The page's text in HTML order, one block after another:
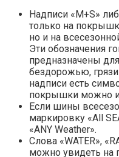
Надписи «M+S»
только на
но и на
Эти обозначения
предназначены
бездорожью,
надписи есть
покрышки можно
Если шины
маркировку «All
«ANY Weather».
Слова «WATER»,
можно увидеть на